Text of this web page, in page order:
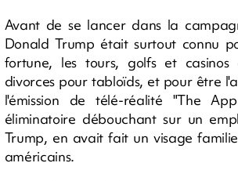
Avant de se lancer dans la
Donald Trump était surtout connu
fortune, les tours, golfs et casinos
divorces pour tabloïds, et pour être
l'émission de télé-réalité "The
éliminatoire débouchant sur un
Trump, en avait fait un visage
américains.